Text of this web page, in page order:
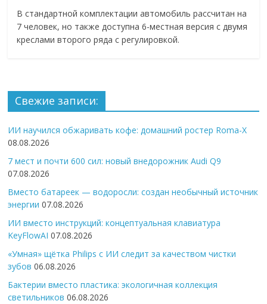
В стандартной комплектации автомобиль рассчитан на
7 человек, но также доступна 6-местная версия с двумя
креслами второго ряда с регулировкой.
Свежие записи:
ИИ научился обжаривать кофе: домашний ростер Roma-X
08.08.2026
7 мест и почти 600 сил: новый внедорожник Audi Q9
07.08.2026
Вместо батареек — водоросли: создан необычный источник
энергии 07.08.2026
ИИ вместо инструкций: концептуальная клавиатура
KeyFlowAI 07.08.2026
«Умная» щётка Philips с ИИ следит за качеством чистки
зубов 06.08.2026
Бактерии вместо пластика: экологичная коллекция
светильников 06.08.2026